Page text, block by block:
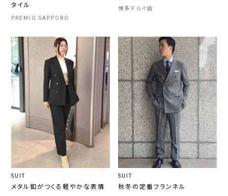
タイル
PREMIO SAPPORO
博多マルイ店
SUIT
メタル釦がつくる軽やかな表情
SUIT
秋冬の定番フランネル